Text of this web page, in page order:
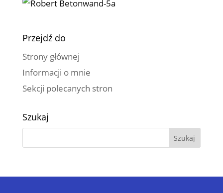
Przejdź do
Strony głównej
Informacji o mnie
Sekcji polecanych stron
Szukaj